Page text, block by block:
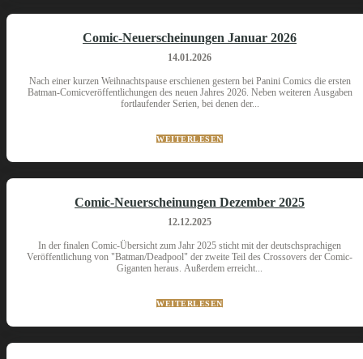
Comic-Neuerscheinungen Januar 2026
14.01.2026
Nach einer kurzen Weihnachtspause erschienen gestern bei Panini Comics die ersten
Batman-Comicveröffentlichungen des neuen Jahres 2026. Neben weiteren Ausgaben
fortlaufender Serien, bei denen der...
WEITERLESEN
Comic-Neuerscheinungen Dezember 2025
12.12.2025
In der finalen Comic-Übersicht zum Jahr 2025 sticht mit der deutschsprachigen
Veröffentlichung von "Batman/Deadpool" der zweite Teil des Crossovers der Comic-
Giganten heraus. Außerdem erreicht...
WEITERLESEN